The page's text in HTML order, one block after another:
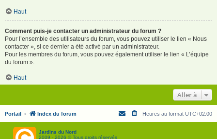
Haut
Comment puis-je contacter un administrateur du forum ?
Pour l’ensemble des utilisateurs du forum, vous pouvez utiliser le lien « Nous
contacter », si ce dernier a été activé par un administrateur.
Pour les membres du forum, vous pouvez également utiliser le lien « L’équipe
du forum ».
Haut
Aller à
Portail Index du forum Heures au format UTC+02:00
Jardins du Nord
2009 - 2026 © Tous droits réservés